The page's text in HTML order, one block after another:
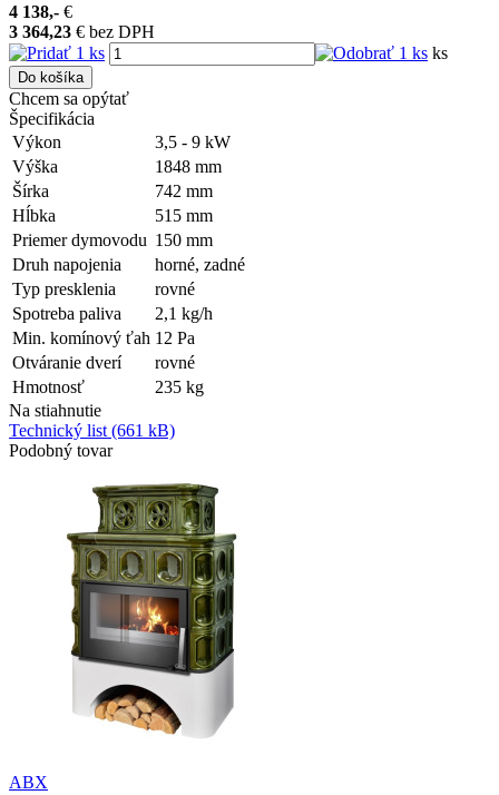
4 138,- €
3 364,23 € bez DPH
ks
Do košíka
Chcem sa opýtať
Špecifikácia
Výkon
3,5 - 9 kW
Výška
1848 mm
Šírka
742 mm
Hĺbka
515 mm
Priemer dymovodu 150 mm
Druh napojenia
horné, zadné
Typ presklenia
rovné
Spotreba paliva
2,1 kg/h
Min. komínový ťah 12 Pa
Otváranie dverí
rovné
Hmotnosť
235 kg
Na stiahnutie
Technický list (661 kB)
Podobný tovar
ABX